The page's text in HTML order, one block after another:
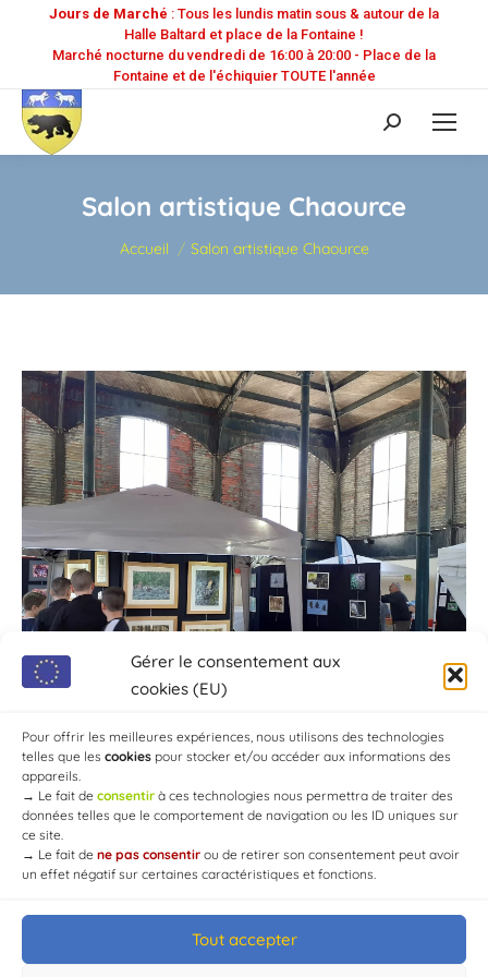
Gérer le consentement aux
cookies (EU)
Pour offrir les meilleures expériences, nous utilisons des technologies
telles que les cookies pour stocker et/ou accéder aux informations des
appareils.
→ Le fait de consentir à ces technologies nous permettra de traiter des
données telles que le comportement de navigation ou les ID uniques sur
ce site.
→ Le fait de ne pas consentir ou de retirer son consentement peut avoir
un effet négatif sur certaines caractéristiques et fonctions.
Tout accepter
Jours de Marché : Tous les lundis matin sous & autour de la
Halle Baltard et place de la Fontaine !
Marché nocturne du vendredi de 16:00 à 20:00 - Place de la
Fontaine et de l'échiquier TOUTE l'année
Recherche
:
Salon artistique Chaource
Vous êtes ici :
Accueil Salon artistique Chaource
© Mairie de Chaource [2004-2024] | Tous droits réservés.